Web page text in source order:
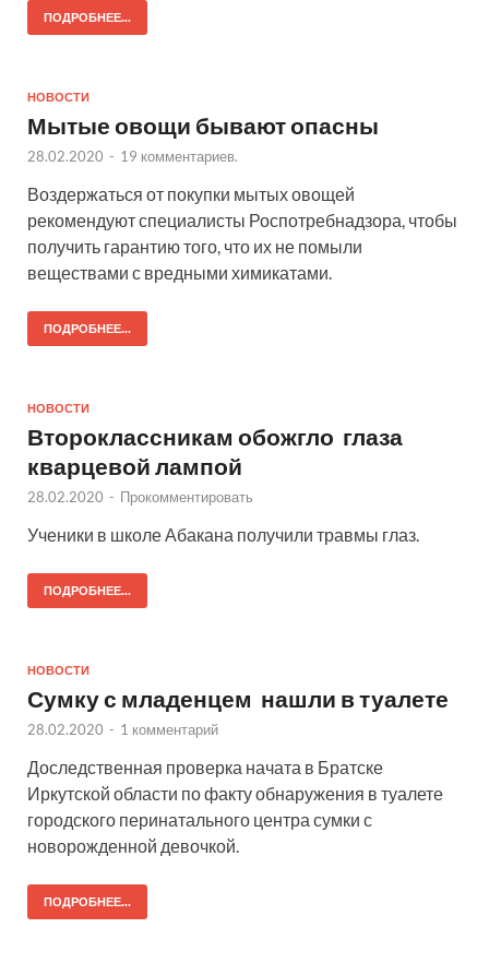
ПОДРОБНЕЕ...
НОВОСТИ
Мытые овощи бывают опасны
28.02.2020 - 19 комментариев.
Воздержаться от покупки мытых овощей
рекомендуют специалисты Роспотребнадзора, чтобы
получить гарантию того, что их не помыли
веществами с вредными химикатами.
ПОДРОБНЕЕ...
НОВОСТИ
Второклассникам обожгло глаза
кварцевой лампой
28.02.2020 - Прокомментировать
Ученики в школе Абакана получили травмы глаз.
ПОДРОБНЕЕ...
НОВОСТИ
Сумку с младенцем нашли в туалете
28.02.2020 - 1 комментарий
Доследственная проверка начата в Братске
Иркутской области по факту обнаружения в туалете
городского перинатального центра сумки с
новорожденной девочкой.
ПОДРОБНЕЕ...